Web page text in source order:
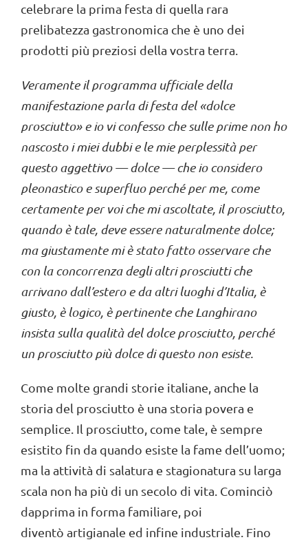
celebrare la prima festa di quella rara
prelibatezza gastronomica che è uno dei
prodotti più preziosi della vostra terra.
Veramente il programma ufficiale della
manifestazione parla di festa del «dolce
prosciutto» e io vi confesso che sulle prime non ho
nascosto i miei dubbi e le mie perplessità per
questo aggettivo — dolce — che io considero
pleonastico e superfluo perché per me, come
certamente per voi che mi ascoltate, il prosciutto,
quando è tale, deve essere naturalmente dolce;
ma giustamente mi è stato fatto osservare che
con la concorrenza degli altri prosciutti che
arrivano dall’estero e da altri luoghi d’Italia, è
giusto, è logico, è pertinente che Langhirano
insista sulla qualità del dolce prosciutto, perché
un prosciutto più dolce di questo non esiste.
Come molte grandi storie italiane, anche la
storia del prosciutto è una storia povera e
semplice. Il prosciutto, come tale, è sempre
esistito fin da quando esiste la fame dell’uomo;
ma la attività di salatura e stagionatura su larga
scala non ha più di un secolo di vita. Cominciò
dapprima in forma familiare, poi
diventò artigianale ed infine industriale. Fino